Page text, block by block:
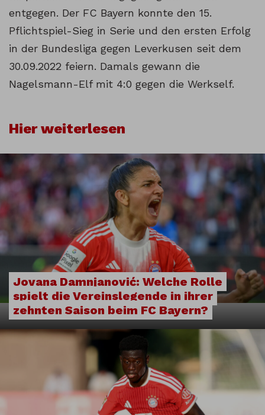
entgegen. Der FC Bayern konnte den 15.
Pflichtspiel-Sieg in Serie und den ersten Erfolg
in der Bundesliga gegen Leverkusen seit dem
30.09.2022 feiern. Damals gewann die
Nagelsmann-Elf mit 4:0 gegen die Werkself.
Hier weiterlesen
Jovana Damnjanović: Welche Rolle
spielt die Vereinslegende in ihrer
zehnten Saison beim FC Bayern?